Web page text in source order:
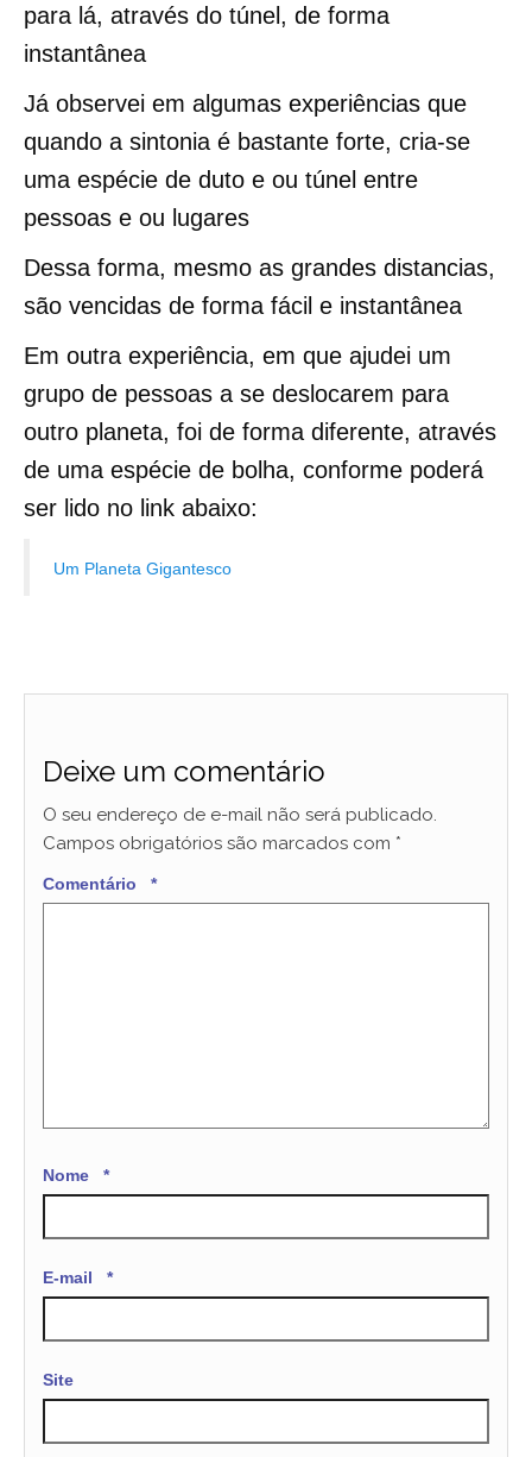
para lá, através do túnel, de forma
instantânea
Já observei em algumas experiências que
quando a sintonia é bastante forte, cria-se
uma espécie de duto e ou túnel entre
pessoas e ou lugares
Dessa forma, mesmo as grandes distancias,
são vencidas de forma fácil e instantânea
Em outra experiência, em que ajudei um
grupo de pessoas a se deslocarem para
outro planeta, foi de forma diferente, através
de uma espécie de bolha, conforme poderá
ser lido no link abaixo:
Um Planeta Gigantesco
Deixe um comentário
O seu endereço de e-mail não será publicado.
Campos obrigatórios são marcados com *
Comentário*
Nome*
E-mail*
Site